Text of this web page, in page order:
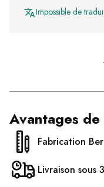
Impossible de
Avantages
Fabrication
Livraison sous